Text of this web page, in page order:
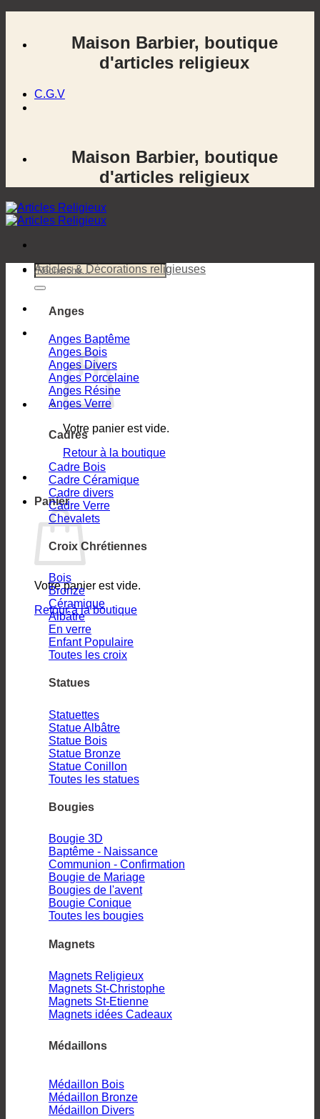
contenu
Maison Barbier, boutique
d'articles religieux
C.G.V
Maison Barbier, boutique
d'articles religieux
Recherche
pour :
Votre panier est vide.
Retour à la boutique
Panier
Votre panier est vide.
Retour à la boutique
Articles & Décorations religieuses
Anges
Anges Baptême
Anges Bois
Anges Divers
Anges Porcelaine
Anges Résine
Anges Verre
Cadres
Cadre Bois
Cadre Céramique
Cadre divers
Cadre Verre
Chevalets
Croix Chrétiennes
Bois
Bronze
Céramique
Albâtre
En verre
Enfant
Toutes les croix
Statues
Statuettes
Statue Albâtre
Statue Bois
Statue Bronze
Statue Conillon
Toutes les statues
Bougies
Bougie 3D
Baptême - Naissance
Communion - Confirmation
Bougie de Mariage
Bougies de l'avent
Bougie Conique
Toutes les bougies
Magnets
Magnets Religieux
Magnets St-Christophe
Magnets St-Etienne
Magnets idées Cadeaux
Médaillons
Médaillon Bois
Médaillon Bronze
Médaillon Divers